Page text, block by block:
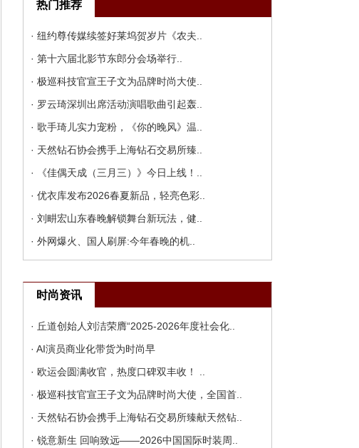
热门推荐
· 纽约尊传媒续签好莱坞贺岁片《农夫..
· 第十六届北影节东郎分会场举行..
· 极巡科技官宣王子文为品牌时尚大使..
· 罗云琦深圳出席活动演唱歌曲引起轰..
· 歌手琦儿实力宠粉，《你的晚风》温..
· 天然钻石协会携手上海钻石交易所臻..
· 《佳偶天成（三月三）》今日上线！..
· 优衣库发布2026春夏新品，轻亮色彩..
· 刘畊宏山东春晚解锁舞台新玩法，健..
· 外网爆火、国人刷屏:今年春晚的机..
时尚资讯
· 丘道创始人刘洁荣膺“2025-2026年度社会化..
· AI演员商业化带货为时尚早
· 欧运会圆满收官，热度口碑双丰收！ ..
· 极巡科技官宣王子文为品牌时尚大使，全国首..
· 天然钻石协会携手上海钻石交易所臻献天然钻..
· 锐意新生 回响致远——2026中国国际时装周..